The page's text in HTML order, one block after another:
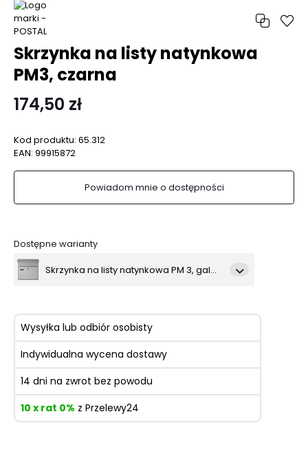
Skrzynka na listy natynkowa
PM3, czarna
174,50 zł
Kod produktu: 65.312
EAN: 99915872
Powiadom mnie o dostępności
Dostępne warianty
Skrzynka na listy natynkowa PM 3, galwanizowana
Wysyłka lub odbiór osobisty
Indywidualna wycena dostawy
14 dni na zwrot bez powodu
10 x rat 0% z Przelewy24